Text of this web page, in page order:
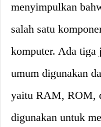
menyimpulkan
salah satu
komputer. Ada tiga
umum digunakan
yaitu RAM, ROM,
digunakan untuk